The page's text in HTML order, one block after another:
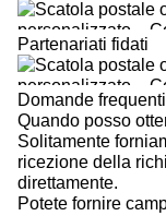
Partenariati fidati
Domande frequenti
Quando posso
Solitamente
ricezione della
direttamente.
Potete fornire